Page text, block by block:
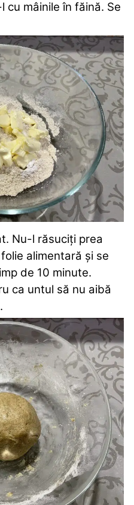
mâinile în făină. Se
Nu-l răsuciți prea
alimentară și se
de 10 minute.
ca untul să nu aibă